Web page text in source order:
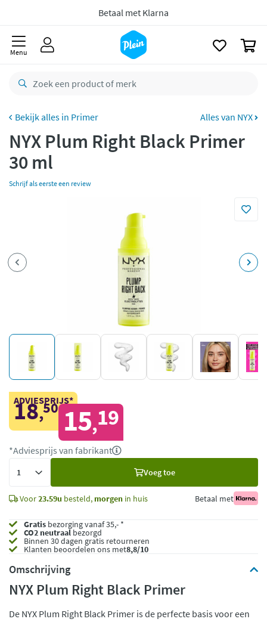
23.59ubesteld,morgen
Gratisretourneren
Menu
Primer Alles van NYX
NYX Plum Right Black Primer
30 ml
Schrijf als eerste een review
ADVIESPRIJS*
18,50 15,19
*Adviesprijs van fabrikant
Voeg toe
Voor23.59u besteld, morgen in huis Betaal met
Gratis bezorging vanaf 35,- *
CO2 neutraalbezorgd
Binnen 30 dagen gratis retourneren
Klanten beoordelen ons met8,8/10
Omschrijving
NYX Plum Right Black Primer
De NYX Plum Right Black Primer is de perfecte basis voor een